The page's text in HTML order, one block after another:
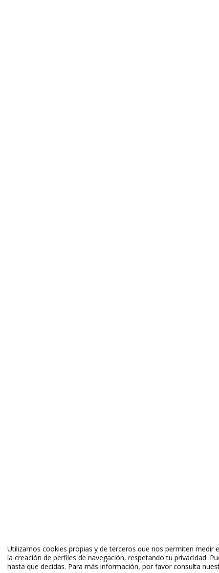
Utilizamos cookies propias y de terceros que nos permiten
la creación de perfiles de navegación, respetando tu privacidad.
hasta que decidas. Para más información, por favor consulta